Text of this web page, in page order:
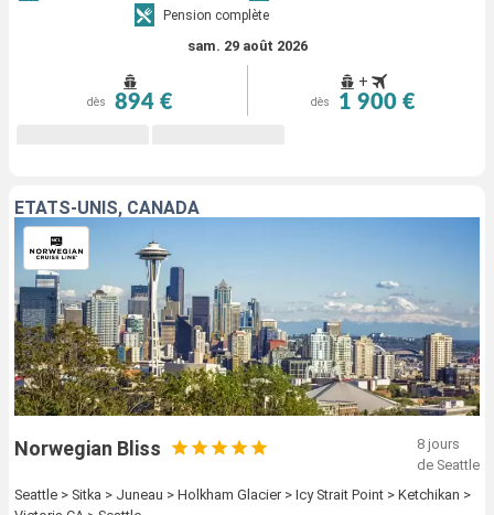
Pension complète
sam. 29 août 2026
dès 894 €
+
dès 1 900 €
ÉTATS-UNIS, CANADA
Norwegian Bliss
8 jours
de Seattle
Seattle > Sitka > Juneau > Holkham Glacier > Icy Strait Point > Ketchikan >